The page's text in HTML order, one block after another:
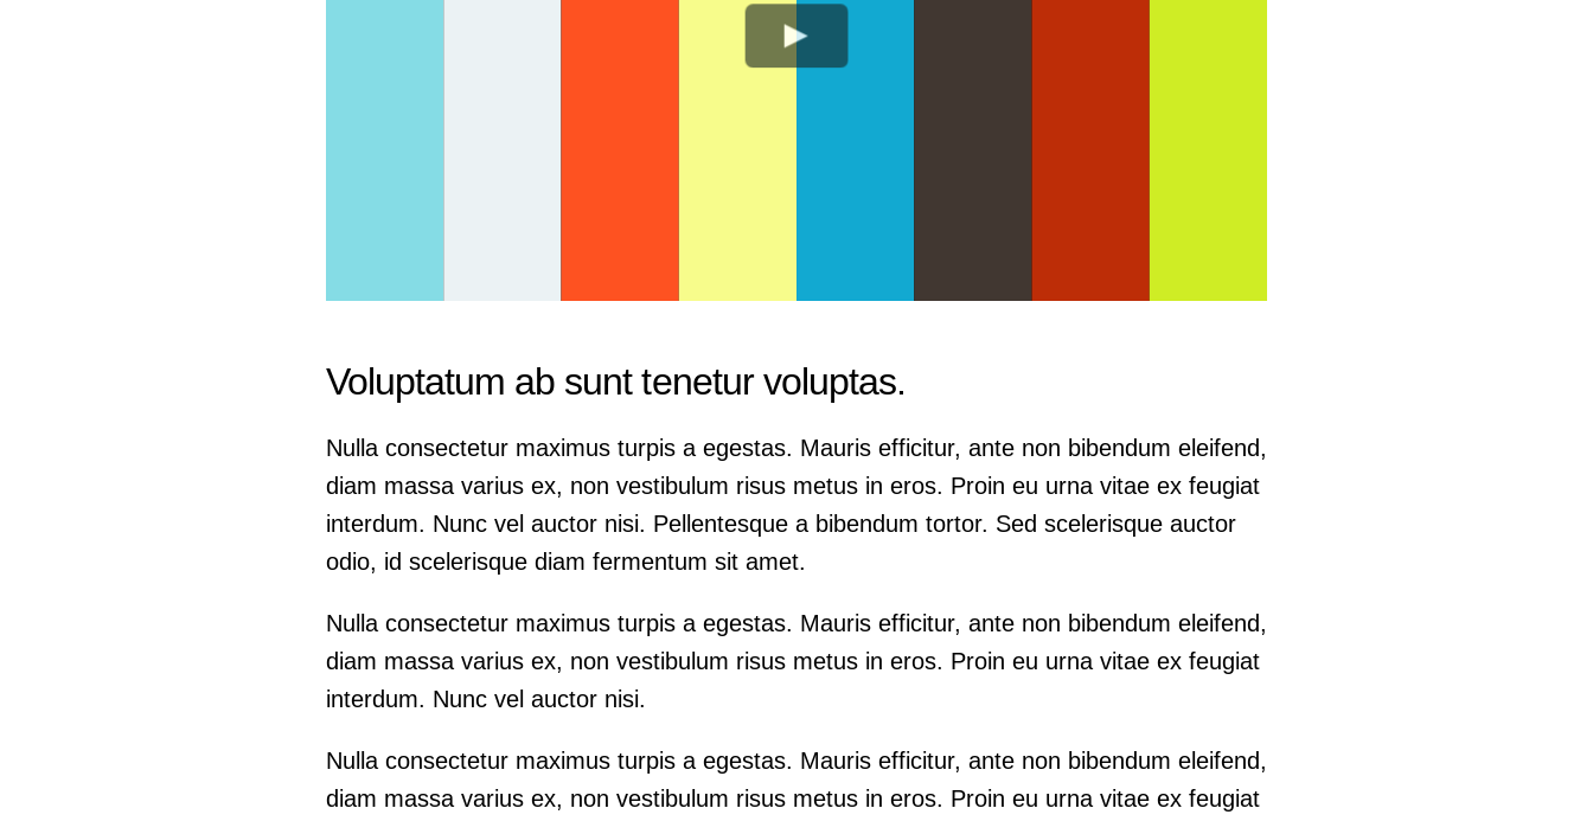
Voluptatum ab sunt tenetur voluptas.
Nulla consectetur maximus turpis a egestas. Mauris efficitur, ante non bibendum eleifend,
diam massa varius ex, non vestibulum risus metus in eros. Proin eu urna vitae ex feugiat
interdum. Nunc vel auctor nisi. Pellentesque a bibendum tortor. Sed scelerisque auctor
odio, id scelerisque diam fermentum sit amet.
Nulla consectetur maximus turpis a egestas. Mauris efficitur, ante non bibendum eleifend,
diam massa varius ex, non vestibulum risus metus in eros. Proin eu urna vitae ex feugiat
interdum. Nunc vel auctor nisi.
Nulla consectetur maximus turpis a egestas. Mauris efficitur, ante non bibendum eleifend,
diam massa varius ex, non vestibulum risus metus in eros. Proin eu urna vitae ex feugiat